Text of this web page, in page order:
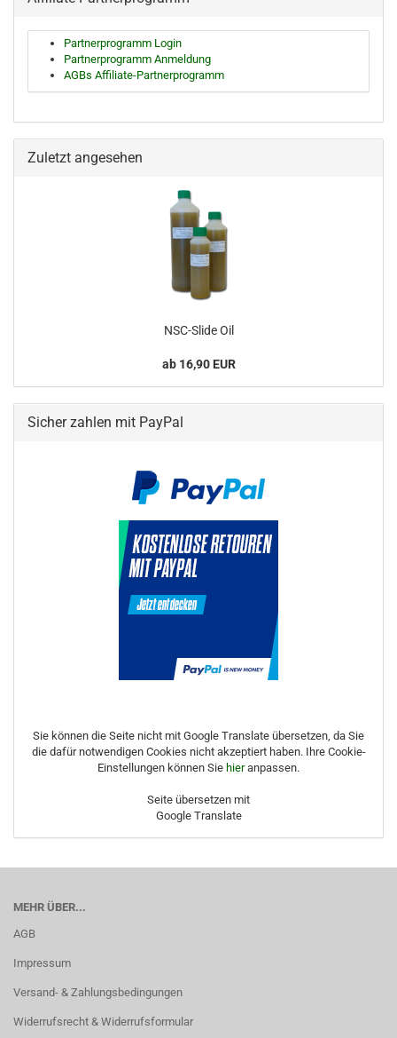
Partnerprogramm Login
Partnerprogramm Anmeldung
AGBs Affiliate-Partnerprogramm
Zuletzt angesehen
NSC-Slide Oil
ab 16,90 EUR
Sicher zahlen mit PayPal
Sie können die Seite nicht mit Google Translate übersetzen, da Sie
die dafür notwendigen Cookies nicht akzeptiert haben. Ihre Cookie-
Einstellungen können Sie hieranpassen.
Seite übersetzen mit
Google Translate
MEHR ÜBER...
AGB
Impressum
Versand- & Zahlungsbedingungen
Widerrufsrecht & Widerrufsformular